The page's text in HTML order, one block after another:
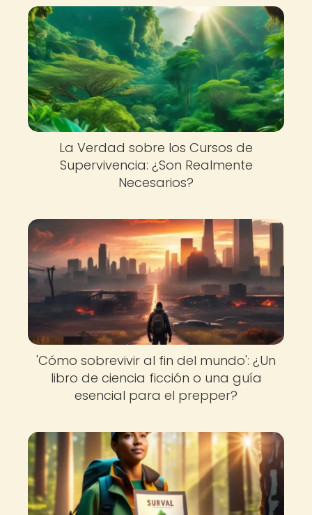
La Verdad sobre los Cursos de
Supervivencia: ¿Son Realmente
Necesarios?
'Cómo sobrevivir al fin del mundo': ¿Un
libro de ciencia ficción o una guía
esencial para el prepper?